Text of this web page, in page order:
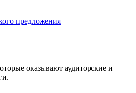
предложения
оказывают аудиторские и